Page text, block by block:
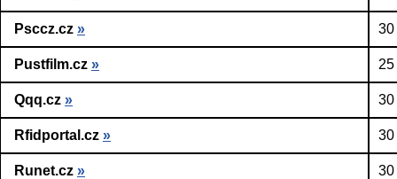
Psccz.cz » 30
Pustfilm.cz »
Qqq.cz » 30
Rfidportal.cz » 30
Runet.cz » 30